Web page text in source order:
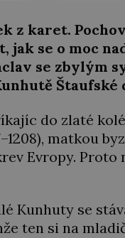
z karet.
jak se o moc
se zbylým
Štaufské
do zlaté
matkou
Evropy. Proto
Kunhuty se
ten si na